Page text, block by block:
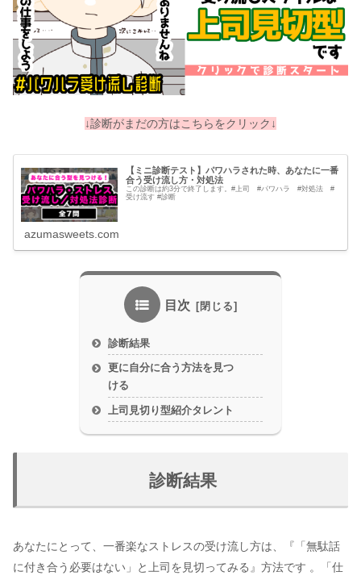
↓診断がまだの方はこちらをクリック↓
【ミニ診断テスト】パワハラされた時、あなたに一番
合う受け流し方・対処法
この診断は約3分で終了します。#上司 #パワハラ #対処法 #
受け流す #診断
azumasweets.com
目次
診断結果
更に自分に合う方法を見つ
ける
上司見切り型紹介タレント
診断結果
あなたにとって、一番楽なストレスの受け流し方は、『「無駄話
に付き合う必要はない」と上司を見切ってみる』方法です 。「仕